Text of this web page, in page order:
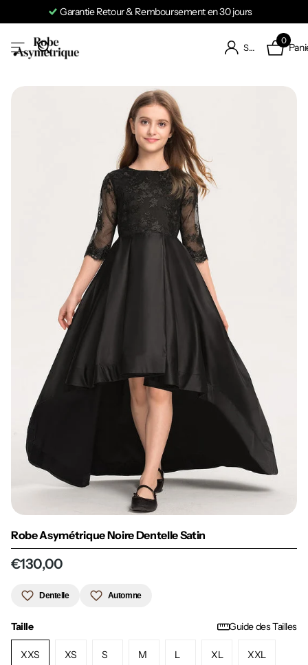
& Remboursement en 30 jours
S'identifier
0
Robe Asymétrique Noire Dentelle Satin
€130,00
Dentelle Automne
Taille Guide des Tailles
XXS XS S M L XL XXL